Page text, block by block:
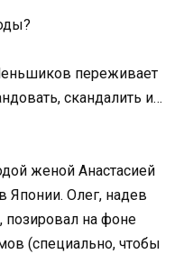
переживает
скандалить и…
женой Анастасией
Японии. Олег, надев
на фоне
(специально, чтобы